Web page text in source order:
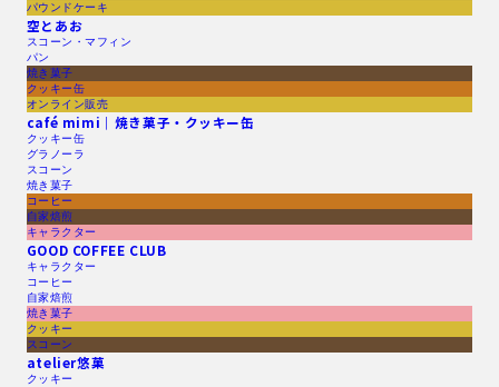
パウンドケーキ
空とあお
スコーン・マフィン
パン
焼き菓子
クッキー缶
オンライン販売
café mimi｜焼き菓子・クッキー缶
クッキー缶
グラノーラ
スコーン
焼き菓子
コーヒー
自家焙煎
キャラクター
GOOD COFFEE CLUB
キャラクター
コーヒー
自家焙煎
焼き菓子
クッキー
スコーン
atelier悠菓
クッキー